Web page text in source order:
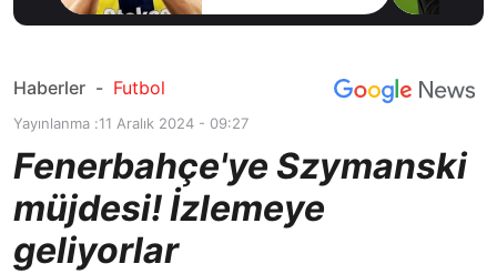
Haberler - Futbol
Yayınlanma :11 Aralık 2024 - 09:27
Fenerbahçe'ye Szymanski
müjdesi! İzlemeye
geliyorlar